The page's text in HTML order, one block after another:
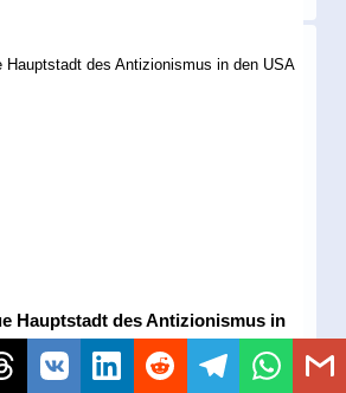
Hauptstadt des Antizionismus in
Wahl von Zohran Mamdani Schlagzeilen